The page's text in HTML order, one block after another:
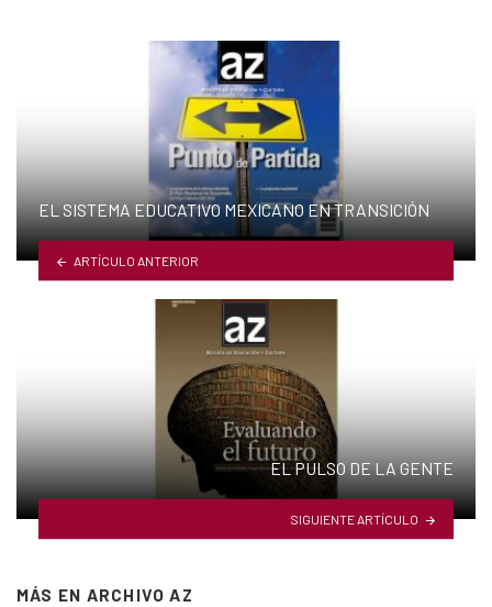
EL SISTEMA EDUCATIVO MEXICANO EN TRANSICIÓN
ARTÍCULO ANTERIOR
EL PULSO DE LA GENTE
SIGUIENTE ARTÍCULO
MÁS EN ARCHIVO AZ